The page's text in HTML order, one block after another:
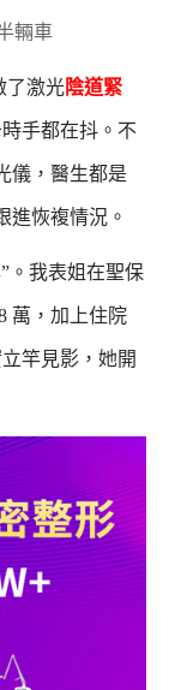
輛車
了激光陰道緊
手都在抖。不
儀，醫生都是
進恢複情況。
。我表姐在聖保
萬，加上住院
竿見影，她開